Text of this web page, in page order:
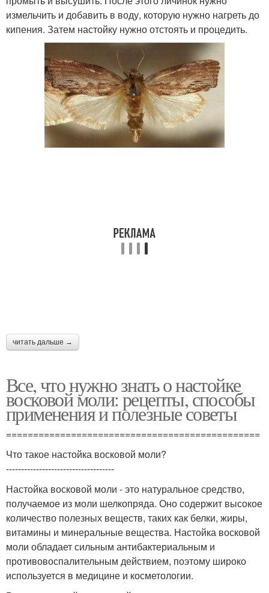
измельчить и добавить в воду, которую нужно нагреть до
кипения. Затем настойку нужно отстоять и процедить.
читать дальше →
Все, что нужно знать о настойке
восковой моли: рецепты, способы
применения и полезные советы
===============================================
Что такое настойка восковой моли?
------------------------------------
Настойка восковой моли - это натуральное средство,
получаемое из моли шелкопряда. Оно содержит высокое
количество полезных веществ, таких как белки, жиры,
витамины и минеральные вещества. Настойка восковой
моли обладает сильным антибактериальным и
противовоспалительным действием, поэтому широко
используется в медицине и косметологии.